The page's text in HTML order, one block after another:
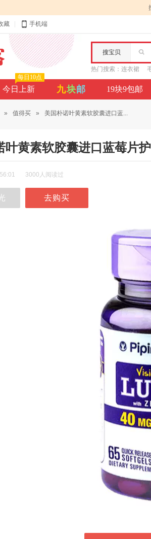
藏 手机端
搜宝贝
热门搜索： 连衣裙
今日上新
每日10点
九块邮 19块9包邮
» 值得买 » 美国朴诺叶黄素软胶囊进口蓝...
叶黄素软胶囊进口蓝莓片
3000人阅读过
去购买